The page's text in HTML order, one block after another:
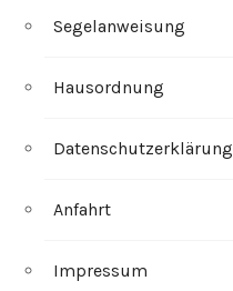
Segelanweisung
Hausordnung
Datenschutzerklärung
Anfahrt
Impressum